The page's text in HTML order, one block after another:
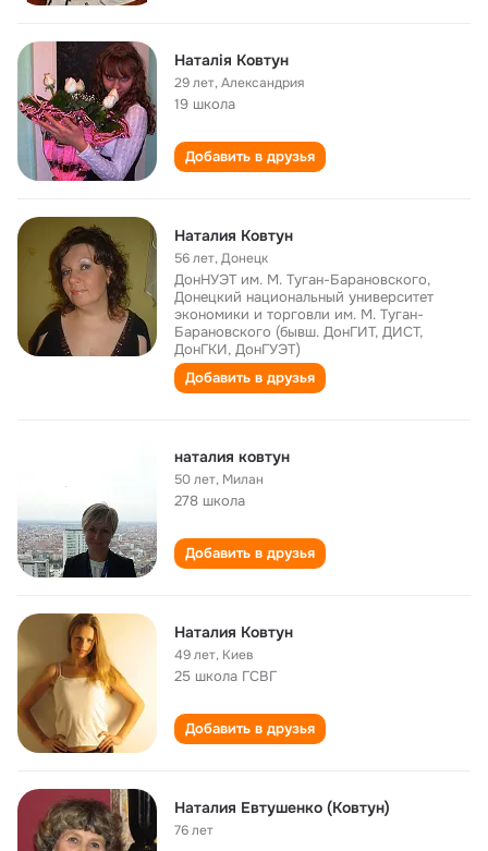
Наталія Ковтун
29 лет,Александрия
19 школа
Добавить в друзья
Наталия Ковтун
56 лет,Донецк
ДонНУЭТ им. М. Туган-Барановского,
Донецкий национальный университет
экономики и торговли им. М. Туган-
Барановского (бывш. ДонГИТ, ДИСТ,
ДонГКИ, ДонГУЭТ)
Добавить в друзья
наталия ковтун
50 лет, Милан
278 школа
Добавить в друзья
Наталия Ковтун
49 лет, Киев
25 школа ГСВГ
Добавить в друзья
Наталия Евтушенко (Ковтун)
76 лет